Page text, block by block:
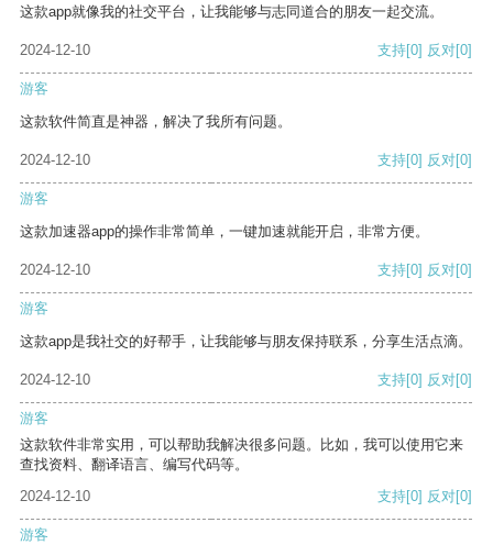
这款app就像我的社交平台，让我能够与志同道合的朋友一起交流。
2024-12-10 支持[0] 反对[0]
游客
这款软件简直是神器，解决了我所有问题。
2024-12-10 支持[0] 反对[0]
游客
这款加速器app的操作非常简单，一键加速就能开启，非常方便。
2024-12-10 支持[0] 反对[0]
游客
这款app是我社交的好帮手，让我能够与朋友保持联系，分享生活点滴。
2024-12-10 支持[0] 反对[0]
游客
这款软件非常实用，可以帮助我解决很多问题。比如，我可以使用它来
查找资料、翻译语言、编写代码等。
2024-12-10
支持[0] 反对[0]
游客